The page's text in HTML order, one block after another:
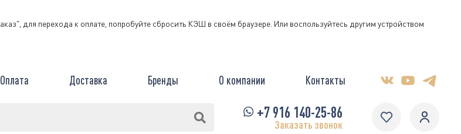
для перехода к оплате, попробуйте сбросить КЭШ в своём браузере. Или воспользуйтесь другим устройством
Оплата Доставка Бренды О компании Контакты
+7 916 140-25-86
Заказать звонок